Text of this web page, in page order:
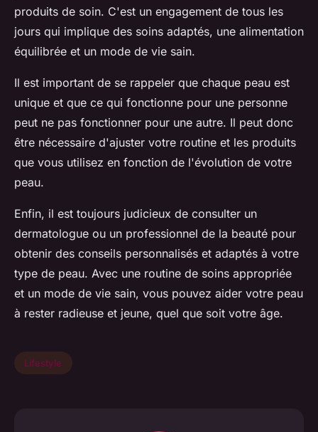
produits de soin. C'est un engagement de tous les
jours qui implique des soins adaptés, une alimentation
équilibrée et un mode de vie sain.
Il est important de se rappeler que chaque peau est
unique et que ce qui fonctionne pour une personne
peut ne pas fonctionner pour une autre. Il peut donc
être nécessaire d'ajuster votre routine et les produits
que vous utilisez en fonction de l'évolution de votre
peau.
Enfin, il est toujours judicieux de consulter un
dermatologue ou un professionnel de la beauté pour
obtenir des conseils personnalisés et adaptés à votre
type de peau. Avec une routine de soins appropriée
et un mode de vie sain, vous pouvez aider votre peau
à rester radieuse et jeune, quel que soit votre âge.
Lifestyle